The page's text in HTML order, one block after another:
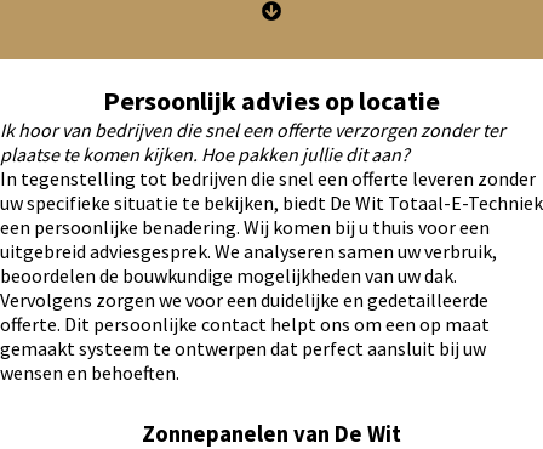
Persoonlijk advies op locatie
Ik hoor van bedrijven die snel een offerte verzorgen zonder ter
plaatse te komen kijken. Hoe pakken jullie dit aan?
In tegenstelling tot bedrijven die snel een offerte leveren zonder
uw specifieke situatie te bekijken, biedt De Wit Totaal-E-Techniek
een persoonlijke benadering. Wij komen bij u thuis voor een
uitgebreid adviesgesprek. We analyseren samen uw verbruik,
beoordelen de bouwkundige mogelijkheden van uw dak.
Vervolgens zorgen we voor een duidelijke en gedetailleerde
offerte. Dit persoonlijke contact helpt ons om een op maat
gemaakt systeem te ontwerpen dat perfect aansluit bij uw
wensen en behoeften.
Zonnepanelen van De Wit